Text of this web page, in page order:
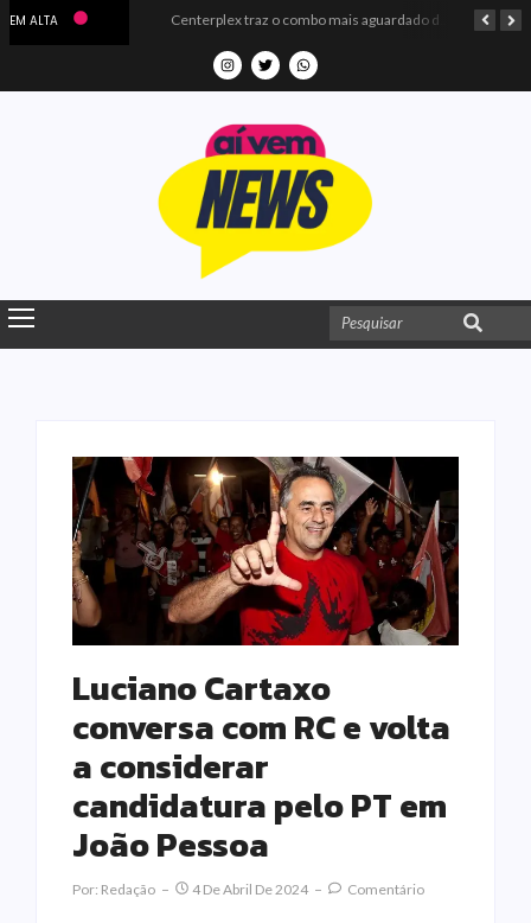
EM ALTA
Luciano Cartaxo
conversa com RC e volta
a considerar
candidatura pelo PT em
João Pessoa
Por: Redação 4 De Abril De 2024 Comentário